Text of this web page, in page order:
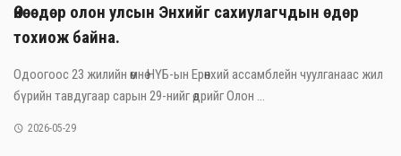
Өнөөдөр олон улсын Энхийг сахиулагчдын өдөр
тохиож байна.
Одоогоос 23 жилийн өмнө НҮБ-ын Ерөнхий ассамблейн чуулганаас жил
бүрийн тавдугаар сарын 29-нийг өдрийг Олон ...
2026-05-29